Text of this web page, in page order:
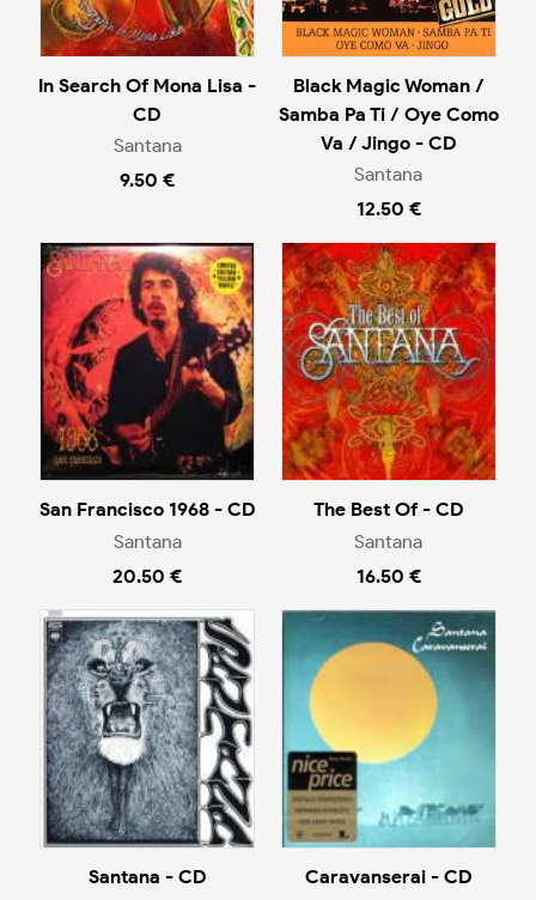
In Search Of Mona Lisa -
CD
Santana
9.50 €
Black Magic Woman /
Samba Pa Ti / Oye Como
Va / Jingo - CD
Santana
12.50 €
San Francisco 1968 - CD
Santana
20.50 €
The Best Of - CD
Santana
16.50 €
Santana - CD
Caravanserai - CD